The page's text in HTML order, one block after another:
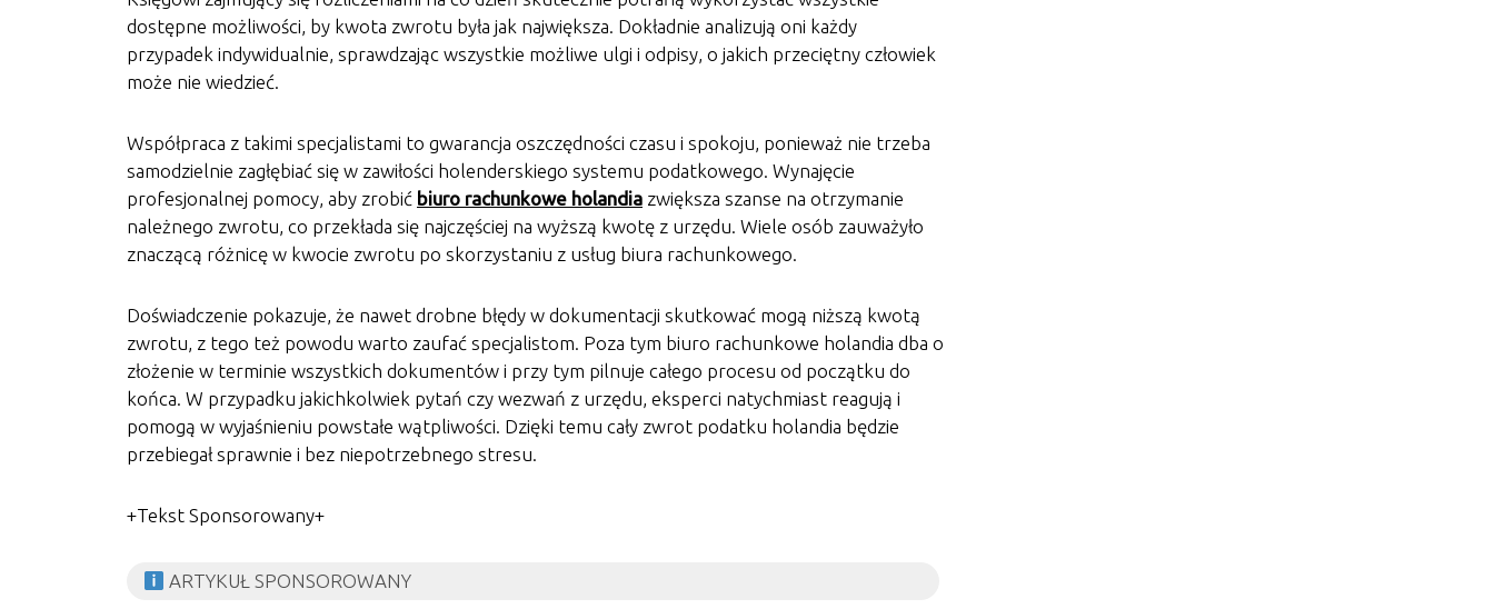
dostępne możliwości, by kwota zwrotu była jak największa. Dokładnie analizują oni każdy
przypadek indywidualnie, sprawdzając wszystkie możliwe ulgi i odpisy, o jakich przeciętny człowiek
może nie wiedzieć.
Współpraca z takimi specjalistami to gwarancja oszczędności czasu i spokoju, ponieważ nie trzeba
samodzielnie zagłębiać się w zawiłości holenderskiego systemu podatkowego. Wynajęcie
profesjonalnej pomocy, aby zrobić biuro rachunkowe holandia zwiększa szanse na otrzymanie
należnego zwrotu, co przekłada się najczęściej na wyższą kwotę z urzędu. Wiele osób zauważyło
znaczącą różnicę w kwocie zwrotu po skorzystaniu z usług biura rachunkowego.
Doświadczenie pokazuje, że nawet drobne błędy w dokumentacji skutkować mogą niższą kwotą
zwrotu, z tego też powodu warto zaufać specjalistom. Poza tym biuro rachunkowe holandia dba o
złożenie w terminie wszystkich dokumentów i przy tym pilnuje całego procesu od początku do
końca. W przypadku jakichkolwiek pytań czy wezwań z urzędu, eksperci natychmiast reagują i
pomogą w wyjaśnieniu powstałe wątpliwości. Dzięki temu cały zwrot podatku holandia będzie
przebiegał sprawnie i bez niepotrzebnego stresu.
+Tekst Sponsorowany+
ARTYKUŁ SPONSOROWANY